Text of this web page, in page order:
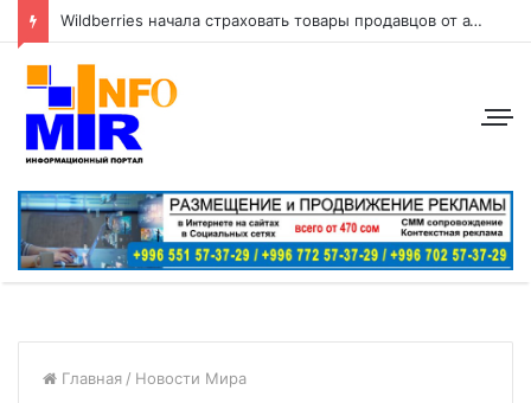
Wildberries начала страховать товары продавцов от атак беспилотников
Главная / Новости Мира